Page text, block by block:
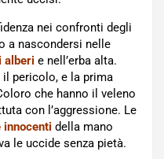
nei confronti degli
a nascondersi nelle
alberi e nell’erba alta.
pericolo, e la prima
che hanno il veleno
con l’aggressione. Le
della mano
le uccide senza pietà.